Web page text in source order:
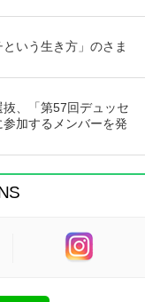
いう生き方」のさま
抜、「第57回デュッセ
加するメンバーを発